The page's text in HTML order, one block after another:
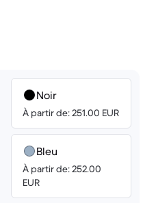
Noir
À partir de: 251.00 EUR
Bleu
À partir de: 252.00
EUR